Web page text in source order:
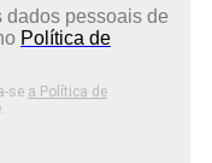
dados pessoais de
Política de
se a Política de